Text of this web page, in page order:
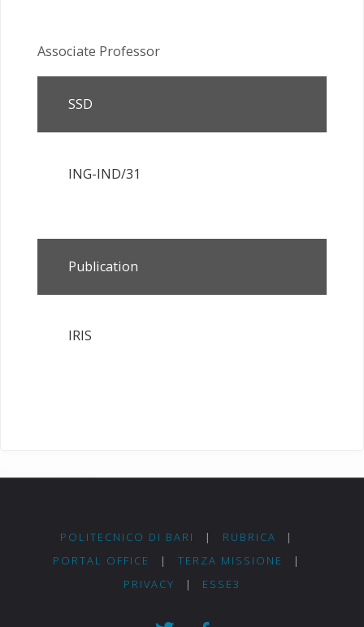
Associate Professor
SSD
ING-IND/31
Publication
IRIS
POLITECNICO DI BARI | RUBRICA
|
PORTAL OFFICE
| TERZA MISSIONE
|
PRIVACY
| ESSE3